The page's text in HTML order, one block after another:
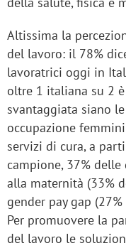
Altissima la
del lavoro: il 78%
lavoratrici oggi in
oltre 1 italiana su 2
svantaggiata siano
occupazione
servizi di cura, a
campione, 37%
alla maternità (33%
gender pay gap
Per promuovere la
del lavoro le